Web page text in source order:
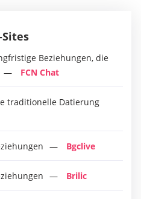
Beziehungen, die
FCN Chat
traditionelle Datierung
Bgclive
Brilic